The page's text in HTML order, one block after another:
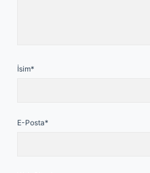
İsim*
E-Posta*